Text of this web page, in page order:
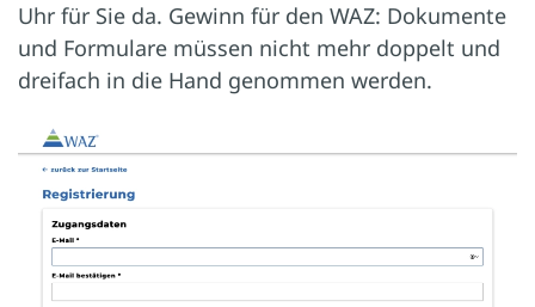
Uhr für Sie da. Gewinn für den WAZ: Dokumente
und Formulare müssen nicht mehr doppelt und
dreifach in die Hand genommen werden.